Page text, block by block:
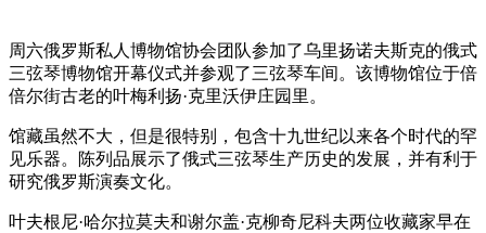
周六俄罗斯私人博物馆协会团队参加了乌里扬诺夫斯克的俄式
三弦琴博物馆开幕仪式并参观了三弦琴车间。该博物馆位于倍
倍尔街古老的叶梅利扬·克里沃伊庄园里。
馆藏虽然不大，但是很特别，包含十九世纪以来各个时代的罕
见乐器。陈列品展示了俄式三弦琴生产历史的发展，并有利于
研究俄罗斯演奏文化。
叶夫根尼·哈尔拉莫夫和谢尔盖·克柳奇尼科夫两位收藏家早在